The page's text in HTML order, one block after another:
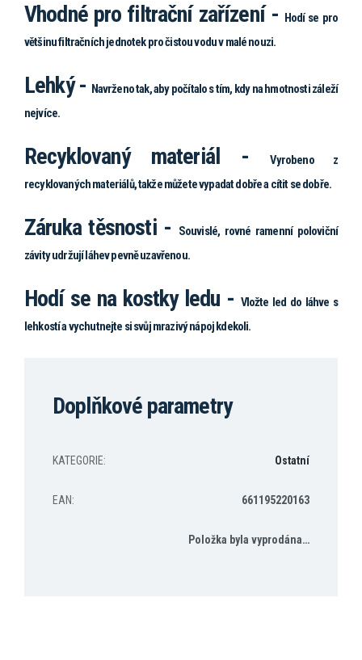
Vhodné pro filtrační zařízení -
Hodí se pro
většinu filtračních jednotek pro čistou vodu v malé nouzi.
Lehký - Navrženo tak, aby počítalo s tím, kdy na hmotnosti záleží
nejvíce.
Recyklovaný materiál -Vyrobeno z
recyklovaných materiálů, takže můžete vypadat dobře a cítit se dobře.
Záruka těsnosti -
Souvislé, rovné ramenní poloviční
závity udržují láhev pevně uzavřenou.
Hodí se na kostky ledu - Vložte led do láhve s
lehkostí a vychutnejte si svůj mrazivý nápoj kdekoli.
Doplňkové parametry
KATEGORIE: Ostatní
EAN: 661195220163
Položka byla vyprodána…